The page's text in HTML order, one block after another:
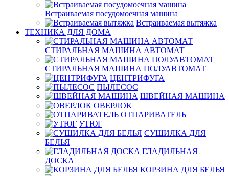
Встраиваемая посудомоечная машина
Встраиваемая вытяжка
ТЕХНИКА ДЛЯ ДОМА
СТИРАЛЬНАЯ МАШИНА АВТОМАТ
СТИРАЛЬНАЯ МАШИНА ПОЛУАВТОМАТ
ЦЕНТРИФУГА
ПЫЛЕСОС
ШВЕЙНАЯ МАШИНА
ОВЕРЛОК
ОТПАРИВАТЕЛЬ
УТЮГ
СУШИЛКА ДЛЯ
БЕЛЬЯ
ГЛАДИЛЬНАЯ
ДОСКА
КОРЗИНА ДЛЯ БЕЛЬЯ